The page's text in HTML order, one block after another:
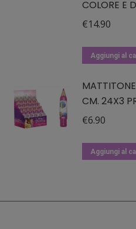
COLORE E
€14.90
Aggiungi al
CM. 24X3
€6.90
Aggiungi al